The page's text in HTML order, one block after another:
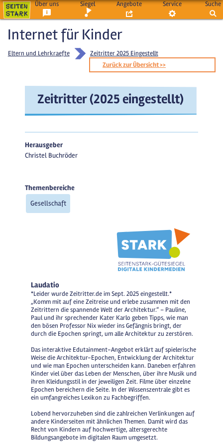
Über uns Siegel Angebote Service Suche
Internet für Kinder
Eltern und Lehrkraefte
Zeitritter 2025 Eingestellt
Zurück zur Übersicht >>
Zeitritter (2025 eingestellt)
Herausgeber
Christel Buchröder
Themenbereiche
Gesellschaft
Laudatio
*Leider wurde Zeitritter.de im Sept. 2025 eingestellt.*
„Komm mit auf eine Zeitreise und erlebe zusammen mit den
Zeitrittern die spannende Welt der Architektur.“ – Pauline,
Paul und ihr sprechender Kater Karlo geben Tipps, wie man
den bösen Professor Nix wieder ins Gefängnis bringt, der
durch die Epochen springt, um alle Architektur zu zerstören.
Das interaktive Edutainment-Angebot erklärt auf spielerische
Weise die Architektur-Epochen, Entwicklung der Architektur
und wie man Epochen unterscheiden kann. Daneben erfahren
Kinder viel über das Leben der Menschen, über ihre Musik und
ihren Kleidungsstil in der jeweiligen Zeit. Filme über einzelne
Epochen bereichern die Seite. In der Wissenszentrale gibt es
ein umfangreiches Lexikon zu Fachbegriffen.
Lobend hervorzuheben sind die zahlreichen Verlinkungen auf
andere Kinderseiten mit ähnlichen Themen. Damit wird das
Recht von Kindern auf hochwertige, altersgerechte
Bildungsangebote im digitalen Raum umgesetzt.